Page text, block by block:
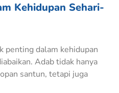
Kehidupan Sehari-
penting dalam kehidupan
Adab tidak hanya
santun, tetapi juga